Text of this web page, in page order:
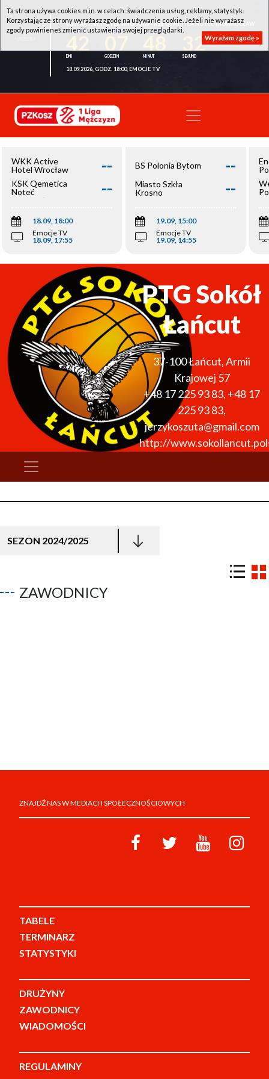
WKK ACTIVE HOTEL WROCŁAW - KSK QEMETICA NOTEĆ INOWROCŁAW
32
18.09.2026, GODZ. 18:00, EMOCJE TV
WKK Active
Hotel Wrocław
--
KSK Qemetica
Noteć
Inowrocław
--
18.09, 18:00
Emocje TV
18.09, 17:55
BS Polonia Bytom --
Miasto Szkła
Krosno
--
19.09, 15:00
Emocje TV
19.09, 14:55
PTG Sokół
Łańcut
37-100Łańcut,Armii
Krajowej 57
+48 17 225 93 83, +48 17
225 93 83,
jerzykoszuta@gmail.com
http://
SEZON 2024/2025
ZAWODNICY
ZNAJDŹ NAS W MEDIACH SPOŁECZNOŚCIOWYCH
TABELE
TERMINARZ
STATYSTYKI
DRUŻYNY
ZAWODNICY
WIADOMOŚCI
REGULAMINY
Ta strona używa cookies m.in. w celach: świadczenia usług, reklamy, statystyk.
Korzystając ze strony wyrażasz zgodę na używanie cookie. Jeżeli nie wyrażasz
zgody powinieneś zmienić ustawienia swojej przeglądarki.
Wyrażam zgodę »